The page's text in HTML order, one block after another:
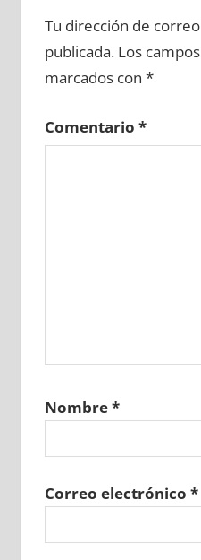
Tu dirección de
publicada. Los
marcados con *
Comentario *
Nombre*
Correo electrónico *